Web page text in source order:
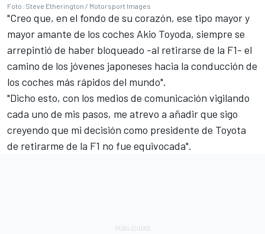
Foto: Steve Etherington / Motorsport Images
"Creo que, en el fondo de su corazón, ese tipo mayor y
mayor amante de los coches Akio Toyoda, siempre se
arrepintió de haber bloqueado -al retirarse de la F1- el
camino de los jóvenes japoneses hacia la conducción de
los coches más rápidos del mundo".
"Dicho esto, con los medios de comunicación vigilando
cada uno de mis pasos, me atrevo a añadir que sigo
creyendo que mi decisión como presidente de Toyota
de retirarme de la F1 no fue equivocada".